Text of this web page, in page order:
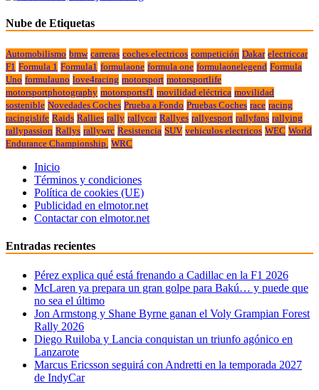
Nube de Etiquetas
Automobilismo bmw carreras coches electricos competición Dakar electriccar
F1 Formula 1 Formula1 formulaone formula one formulaonelegend Formula
Uno formulauno love4racing motorsport motorsportlife
motorsportphotography motorsportsf1 movilidad eléctrica movilidad
sostenible Novedades Coches Prueba a Fondo Pruebas Coches race racing
racingislife Raids Rallies rally rallycar Rallyes rallyesport rallyfans rallying
rallypassion Rallys rallywrc Resistencia SUV vehiculos electricos WEC World
Endurance Championship. WRC
Inicio
Términos y condiciones
Política de cookies (UE)
Publicidad en elmotor.net
Contactar con elmotor.net
Entradas recientes
Pérez explica qué está frenando a Cadillac en la F1 2026
McLaren ya prepara un gran golpe para Bakú… y puede que
no sea el último
Jon Armstong y Shane Byrne ganan el Voly Grampian Forest
Rally 2026
Diego Ruiloba y Lancia conquistan un triunfo agónico en
Lanzarote
Marcus Ericsson seguirá con Andretti en la temporada 2027
de IndyCar